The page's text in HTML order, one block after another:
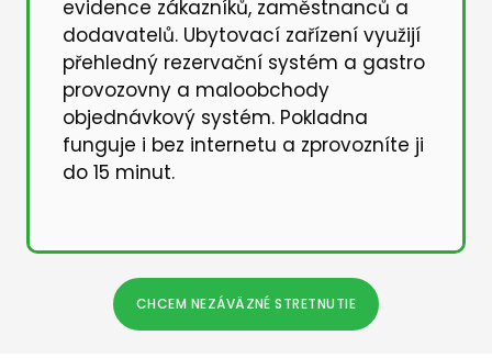
evidence zákazníků, zaměstnanců a
dodavatelů. Ubytovací zařízení využijí
přehledný rezervační systém a gastro
provozovny a maloobchody
objednávkový systém. Pokladna
funguje i bez internetu a zprovozníte ji
do 15 minut.
CHCEM NEZÁVÄZNÉ STRETNUTIE